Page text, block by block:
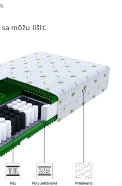
môžu líšiť.